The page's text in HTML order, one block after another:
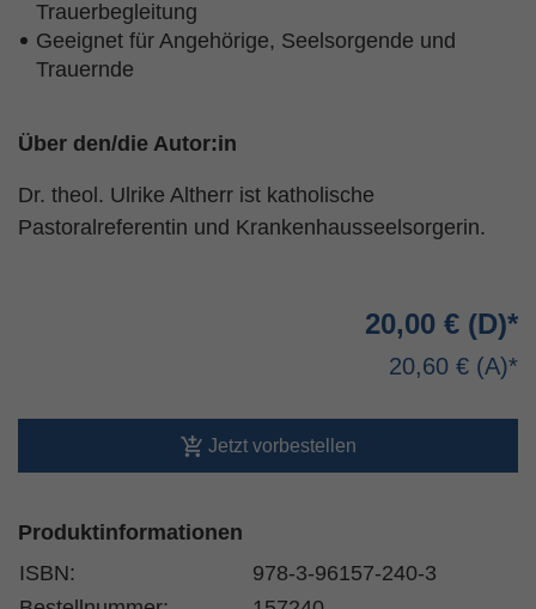
Trauerbegleitung
Geeignet für Angehörige, Seelsorgende und
Trauernde
Über den/die Autor:in
Dr. theol. Ulrike Altherr ist katholische
Pastoralreferentin und Krankenhausseelsorgerin.
20,00 €
20,60 €
Jetzt vorbestellen
Produktinformationen
ISBN:
978-3-96157-240-3